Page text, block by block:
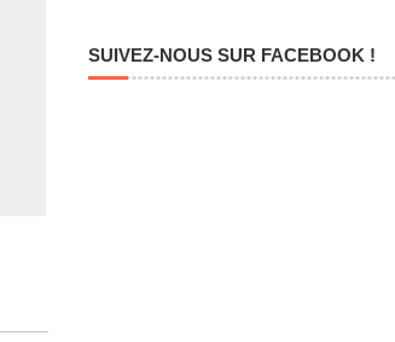
SUIVEZ-NOUS SUR FACEBOOK !